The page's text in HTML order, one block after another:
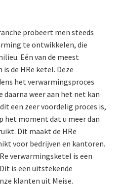
probeert men steeds
te ontwikkelen, die
Eén van de meest
de HRe ketel. Deze
het verwarmingsproces
weer aan het net kan
een zeer voordelig proces is,
het moment dat u meer dan
Dit maakt de HRe
voor bedrijven en kantoren.
verwarmingsketel is een
is een uitstekende
klanten uit Meise.